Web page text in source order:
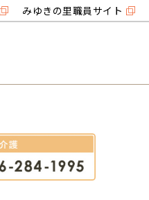
みゆきの里職員サイト